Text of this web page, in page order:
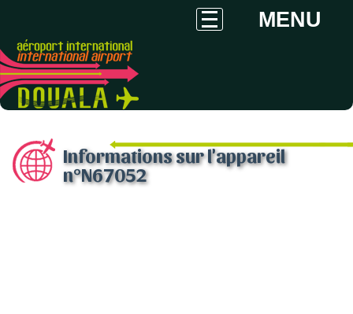
MENU
Informations sur l'appareil
n°N67052